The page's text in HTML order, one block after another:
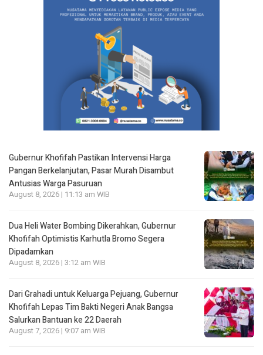
Gubernur Khofifah Pastikan Intervensi Harga
Pangan Berkelanjutan, Pasar Murah Disambut
Antusias Warga Pasuruan
August 8, 2026 | 11:13 am WIB
Dua Heli Water Bombing Dikerahkan, Gubernur
Khofifah Optimistis Karhutla Bromo Segera
Dipadamkan
August 8, 2026 | 3:12 am WIB
Dari Grahadi untuk Keluarga Pejuang, Gubernur
Khofifah Lepas Tim Bakti Negeri Anak Bangsa
Salurkan Bantuan ke 22 Daerah
August 7, 2026 | 9:07 am WIB